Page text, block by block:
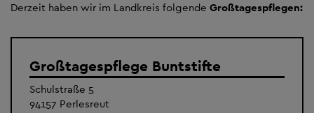
Derzeit haben wir im Landkreis folgende Großtagespflegen:
Großtagespflege Buntstifte
Schulstraße 5
94157 Perlesreut